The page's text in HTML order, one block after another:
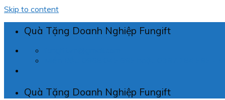
Skip to content
Quà Tặng Doanh Nghiệp Fungift
Quà Tặng Doanh Nghiệp Fungift